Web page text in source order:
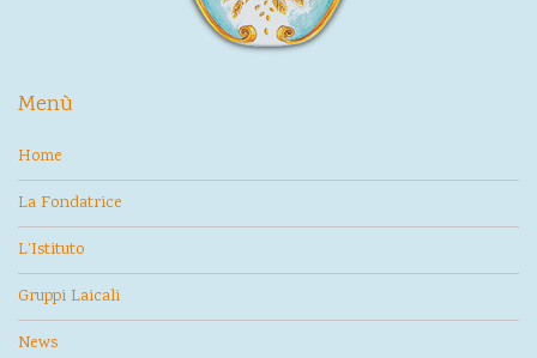
Menù
Home
La Fondatrice
L’Istituto
Gruppi Laicali
News